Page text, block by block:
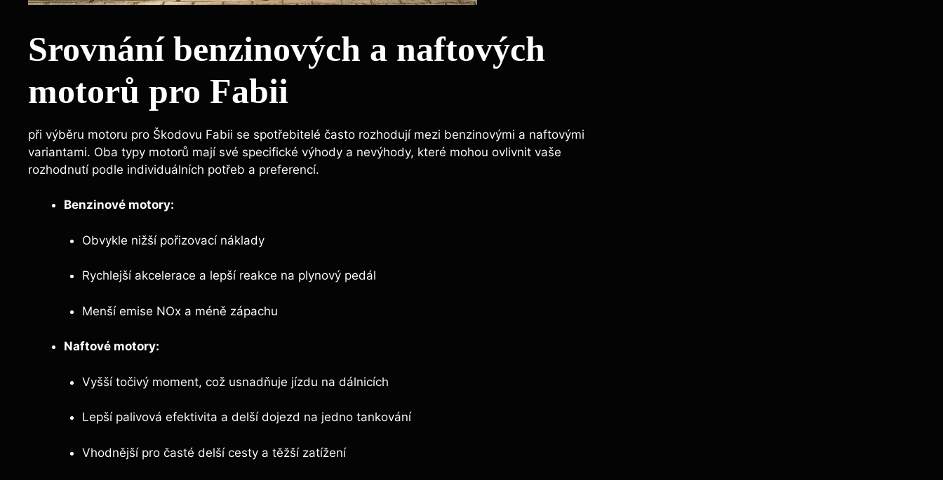
Srovnání benzinových a naftových
motorů pro Fabii
při výběru motoru pro Škodovu Fabii se spotřebitelé často rozhodují mezi benzinovými a naftovými
variantami. Oba typy motorů mají své specifické výhody a nevýhody, které mohou ovlivnit vaše
rozhodnutí podle individuálních potřeb a preferencí.
Benzinové motory:
Obvykle nižší pořizovací náklady
Rychlejší akcelerace a lepší reakce na plynový pedál
Menší emise NOx a méně zápachu
Naftové motory:
Vyšší točivý moment, což usnadňuje jízdu na dálnicích
Lepší palivová efektivita a delší dojezd na jedno tankování
Vhodnější pro časté delší cesty a těžší zatížení